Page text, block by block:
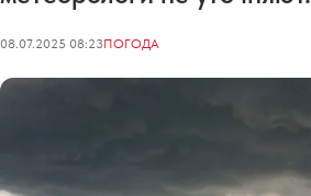
08.07.2025 08:23ПОГОДА